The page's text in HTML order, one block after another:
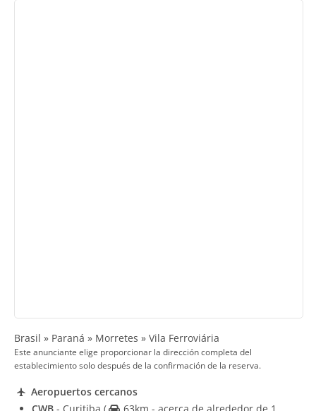
Brasil » Paraná » Morretes » Vila Ferroviária
Este anunciante elige proporcionar la dirección completa del
establecimiento solo después de la confirmación de la reserva.
Aeropuertos cercanos
CWB - Curitiba (
63km - acerca de alrededor de 1